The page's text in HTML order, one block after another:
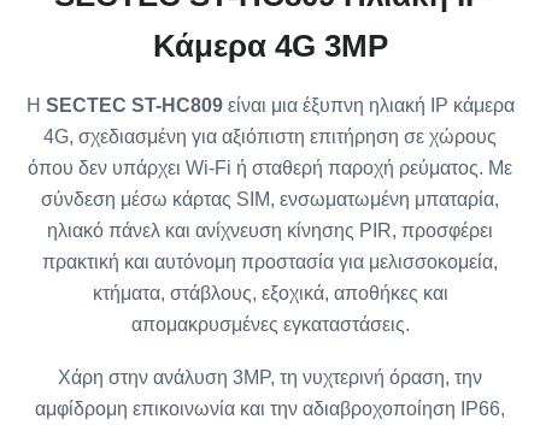
Κάμερα 4G 3MP
Η SECTEC ST-HC809είναι μια έξυπνη ηλιακή IP κάμερα
4G, σχεδιασμένη για αξιόπιστη επιτήρηση σε χώρους
όπου δεν υπάρχει Wi-Fi ή σταθερή παροχή ρεύματος. Με
σύνδεση μέσω κάρτας SIM, ενσωματωμένη μπαταρία,
ηλιακό πάνελ και ανίχνευση κίνησης PIR, προσφέρει
πρακτική και αυτόνομη προστασία για μελισσοκομεία,
κτήματα, στάβλους, εξοχικά, αποθήκες και
απομακρυσμένες εγκαταστάσεις.
Χάρη στην ανάλυση 3MP, τη νυχτερινή όραση, την
αμφίδρομη επικοινωνία και την αδιαβροχοποίηση IP66,